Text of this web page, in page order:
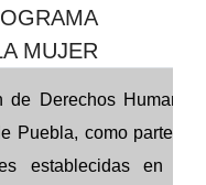
MUJER
de Derechos Humanos
Puebla, como parte de
establecidas en los